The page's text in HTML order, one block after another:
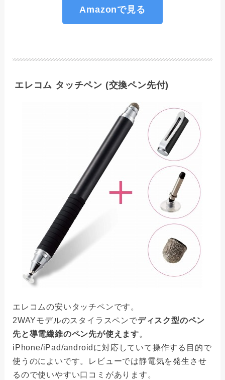
Amazonで見る
エレコム タッチペン (交換ペン先付)
エレコムの安いタッチペンです。
2WAYモデルのスタイラスペンでディスク型のペン
先と導電繊維のペン先が使えます。
iPhone/iPad/androidに対応していて操作する目的で
使うのによいです。レビューでは静電気を発生させ
るので使いやすい口コミがあります。